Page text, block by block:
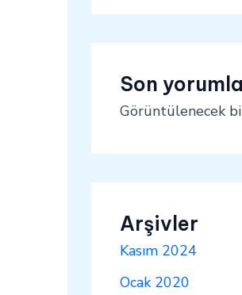
Son
Görüntülenecek
Arşivler
Kasım 2024
Ocak 2020